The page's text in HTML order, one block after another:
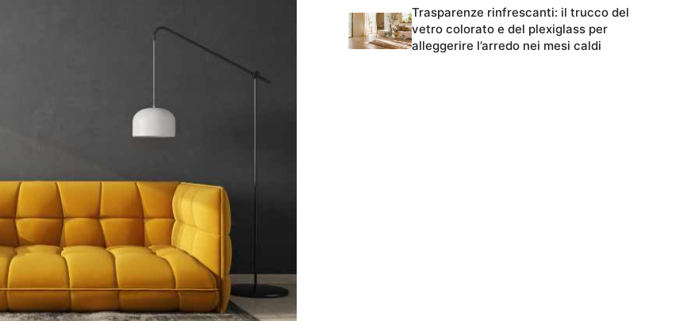
Trasparenze rinfrescanti: il trucco del
vetro colorato e del plexiglass per
alleggerire l’arredo nei mesi caldi